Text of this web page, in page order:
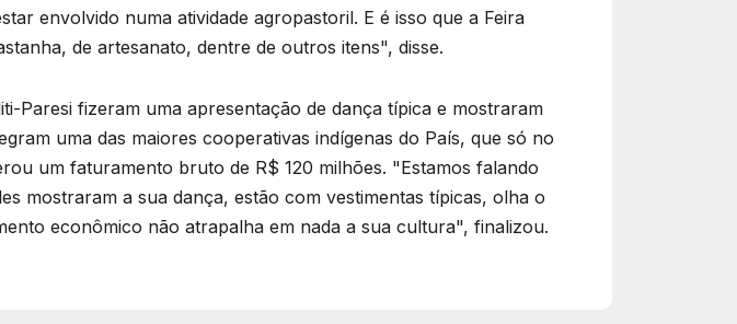
envolvido numa atividade agropastoril. E é isso que a Feira
de artesanato, dentre de outros itens", disse.
Paresi fizeram uma apresentação de dança típica e mostraram
uma das maiores cooperativas indígenas do País, que só no
um faturamento bruto de R$ 120 milhões. "Estamos falando
mostraram a sua dança, estão com vestimentas típicas, olha o
econômico não atrapalha em nada a sua cultura", finalizou.